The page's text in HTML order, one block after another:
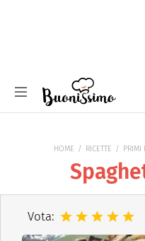
HOME RICETTE PRIMI
Vota: